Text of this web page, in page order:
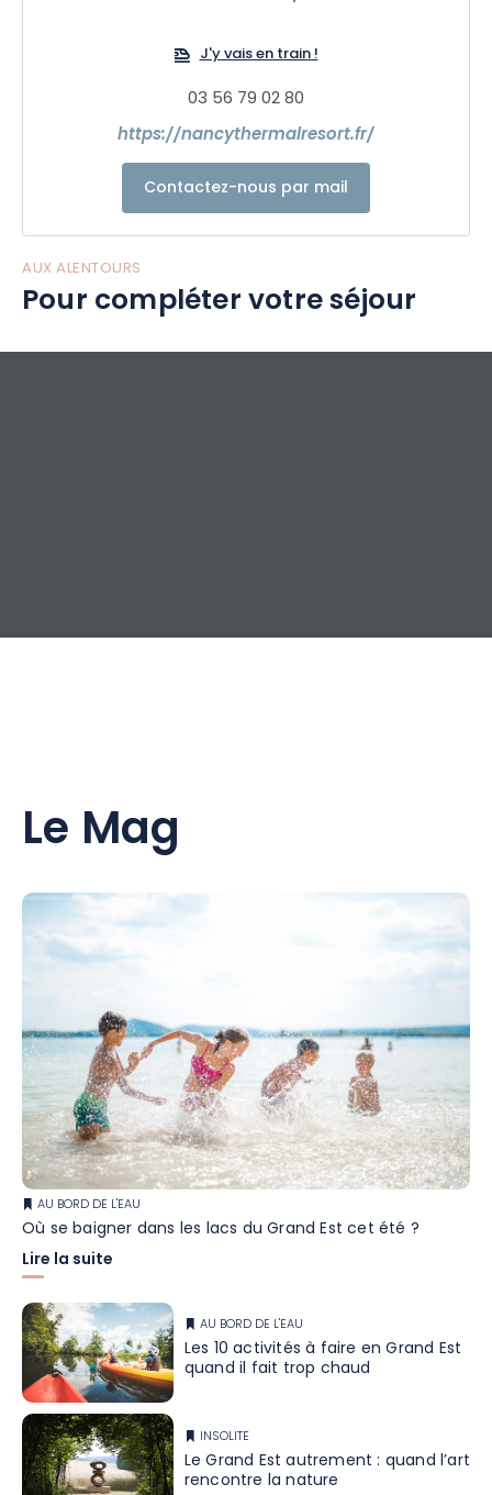
J'y vais en train !
03 56 79 02 80
https://nancythermalresort.fr/
Contactez-nous par mail
AUX ALENTOURS
Pour compléter votre séjour
Le Mag
AU BORD DE L'EAU
Où se baigner dans les lacs du Grand Est cet été ?
Lire la suite
AU BORD DE L'EAU
Les 10 activités à faire en Grand Est
quand il fait trop chaud
INSOLITE
Le Grand Est autrement : quand l’art
rencontre la nature